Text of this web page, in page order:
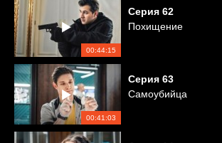
00:44:15
Серия 62
Похищение
00:41:03
Серия 63
Самоубийца